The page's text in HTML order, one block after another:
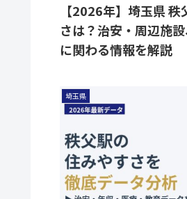
【2026年】埼玉県
さは？治安・周辺施
に関わる情報を解説
埼玉県